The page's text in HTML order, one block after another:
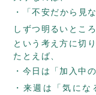
「不安だから見
しずつ明るいとこ
という考え方に切
たとえば、
今日は「加入中
来週は「気にな